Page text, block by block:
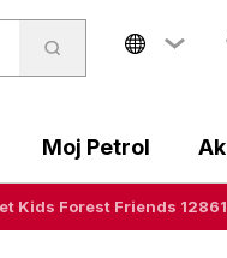
Moj Petrol
Kids Forest Friends